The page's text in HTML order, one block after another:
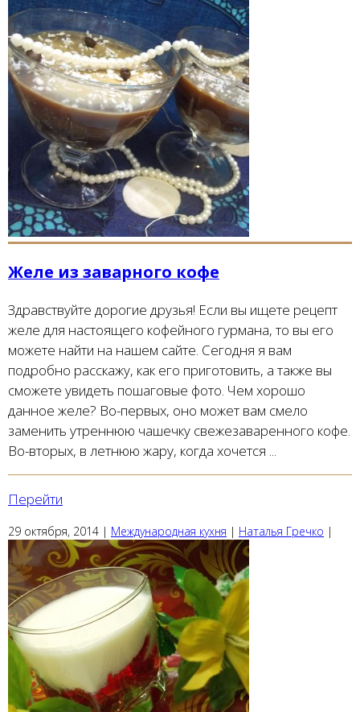
Желе из заварного кофе
Здравствуйте дорогие друзья! Если вы ищете рецепт
желе для настоящего кофейного гурмана, то вы его
можете найти на нашем сайте. Сегодня я вам
подробно расскажу, как его приготовить, а также вы
сможете увидеть пошаговые фото. Чем хорошо
данное желе? Во-первых, оно может вам смело
заменить утреннюю чашечку свежезаваренного кофе.
Во-вторых, в летнюю жару, когда хочется ...
Перейти
29 октября, 2014 | Международная кухня | Наталья Гречко |